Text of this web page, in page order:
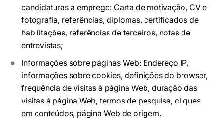
candidaturas a emprego: Carta de motivação, CV e
fotografia, referências, diplomas, certificados de
habilitações, referências de terceiros, notas de
entrevistas;
Informações sobre páginas Web: Endereço IP,
informações sobre cookies, definições do browser,
frequência de visitas à página Web, duração das
visitas à página Web, termos de pesquisa, cliques
em conteúdos, página Web de origem.